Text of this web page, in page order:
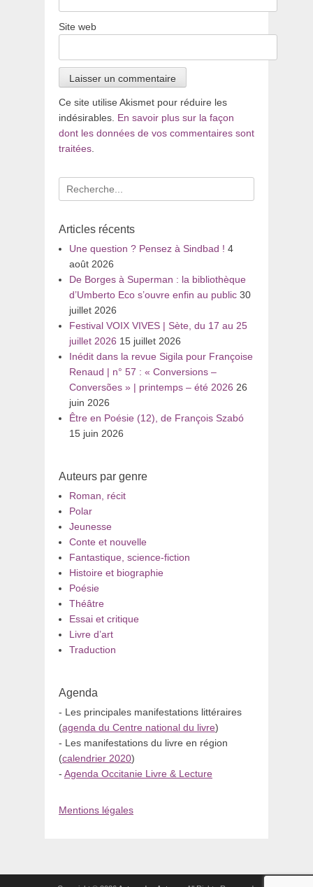
Site web
Ce site utilise Akismet pour réduire les
indésirables. En savoir plus sur la façon
dont les données de vos commentaires sont
traitées.
Recherche
pour
Articles récents
Une question ? Pensez à Sindbad ! 4
août 2026
De Borges à Superman : la bibliothèque
d’Umberto Eco s’ouvre enfin au public 30
juillet 2026
Festival VOIX VIVES | Sète, du 17 au 25
juillet 2026 15 juillet 2026
Inédit dans la revue Sigila pour Françoise
Renaud | n° 57 : « Conversions –
Conversões » | printemps – été 2026 26
juin 2026
Être en Poésie (12), de François Szabó
15 juin 2026
Auteurs par genre
Roman, récit
Polar
Jeunesse
Conte et nouvelle
Fantastique, science-fiction
Histoire et biographie
Poésie
Théâtre
Essai et critique
Livre d’art
Traduction
Agenda
- Les principales manifestations littéraires
(agenda du Centre national du livre)
- Les manifestations du livre en région
(calendrier 2020)
- Agenda Occitanie Livre & Lecture
Mentions légales